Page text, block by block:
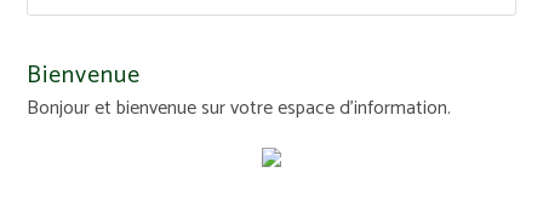
Bienvenue
Bonjour et bienvenue sur votre espace d'information.